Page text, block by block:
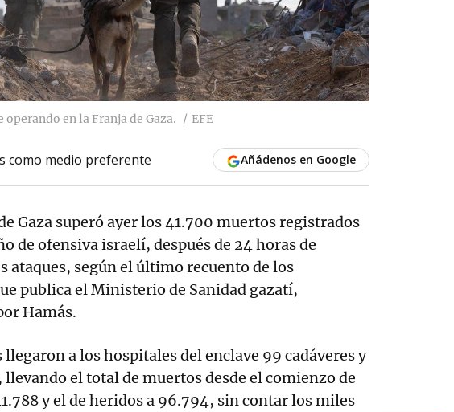
en la Franja de Gaza. EFE
como medio preferente Añádenos en Google
Gaza superó ayer los 41.700 muertos registrados
de ofensiva israelí, después de 24 horas de
ataques, según el último recuento de los
publica el Ministerio de Sanidad gazatí,
Hamás.
a los hospitales del enclave 99 cadáveres y
llevando el total de muertos desde el comienzo de
y el de heridos a 96.794, sin contar los miles